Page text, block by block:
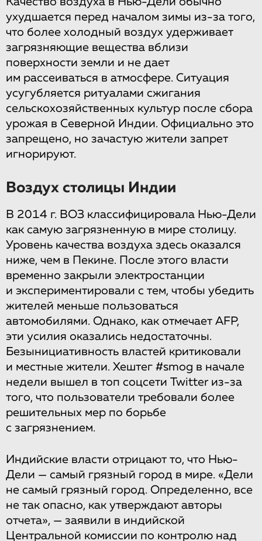
ухудшается перед началом зимы из-за того,
что более холодный воздух удерживает
загрязняющие вещества вблизи
поверхности земли и не дает
им рассеиваться в атмосфере. Ситуация
усугубляется ритуалами сжигания
сельскохозяйственных культур после сбора
урожая в Северной Индии. Официально это
запрещено, но зачастую жители запрет
игнорируют.
Воздух столицы Индии
В 2014 г. ВОЗ классифицировала Нью-Дели
как самую загрязненную в мире столицу.
Уровень качества воздуха здесь оказался
ниже, чем в Пекине. После этого власти
временно закрыли электростанции
и экспериментировали с тем, чтобы убедить
жителей меньше пользоваться
автомобилями. Однако, как отмечает AFP,
эти усилия оказались недостаточны.
Безынициативность властей критиковали
и местные жители. Хештег #smog в начале
недели вышел в топ соцсети Twitter из-за
того, что пользователи требовали более
решительных мер по борьбе
с загрязнением.
Индийские власти отрицают то, что Нью-
Дели — самый грязный город в мире. «Дели
не самый грязный город. Определенно, все
не так опасно, как утверждают авторы
отчета», — заявили в индийской
Центральной комиссии по контролю над